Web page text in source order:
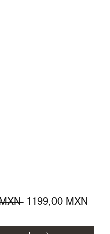
Precio
1199,00 MXNPrecio